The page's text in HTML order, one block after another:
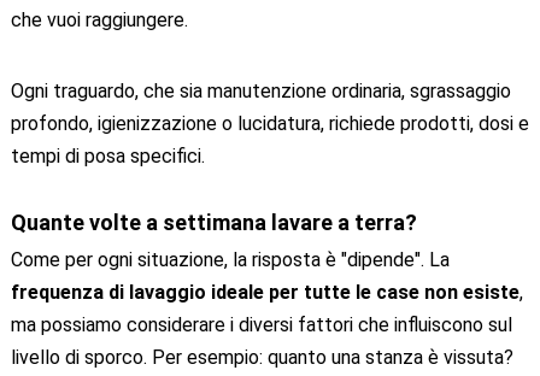
che vuoi raggiungere.
Ogni traguardo, che sia manutenzione ordinaria, sgrassaggio
profondo, igienizzazione o lucidatura, richiede prodotti, dosi e
tempi di posa specifici.
Quante volte a settimana lavare a terra?
Come per ogni situazione, la risposta è "dipende". La
frequenza di lavaggio ideale per tutte le case non esiste,
ma possiamo considerare i diversi fattori che influiscono sul
livello di sporco. Per esempio: quanto una stanza è vissuta?